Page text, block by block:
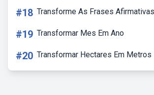
#18 Transforme As Frases
#19 Transformar Mes Em Ano
#20 Transformar Hectares Em Metros